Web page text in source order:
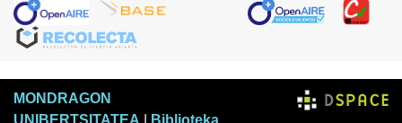
MONDRAGON